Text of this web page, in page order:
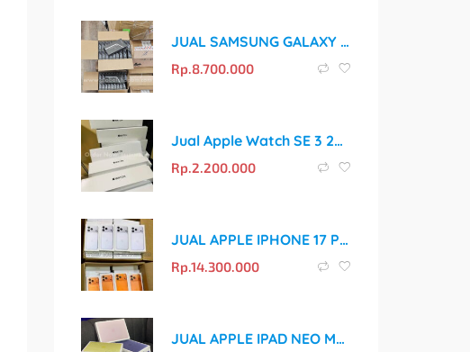
JUAL SAMSUNG GALAXY S26 ULTRA MURAH DAN ORIGINAL
Rp. 8.700.000
Jual Apple Watch SE 3 2025 BM Murah Dan original
Rp. 2.200.000
JUAL APPLE IPHONE 17 PRO MAX MURAH DAN ORIGINAL
Rp.14.300.000
JUAL APPLE IPAD NEO MURAH DAN ORIGINAL